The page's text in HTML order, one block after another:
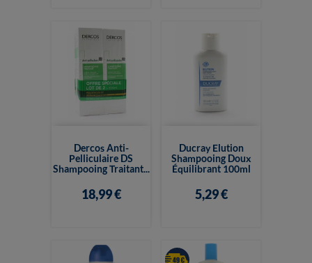
Dercos Anti-
Pelliculaire DS
Shampooing Traitant...
18,99 €
Ducray Elution
Shampooing Doux
Équilibrant 100ml
5,29 €